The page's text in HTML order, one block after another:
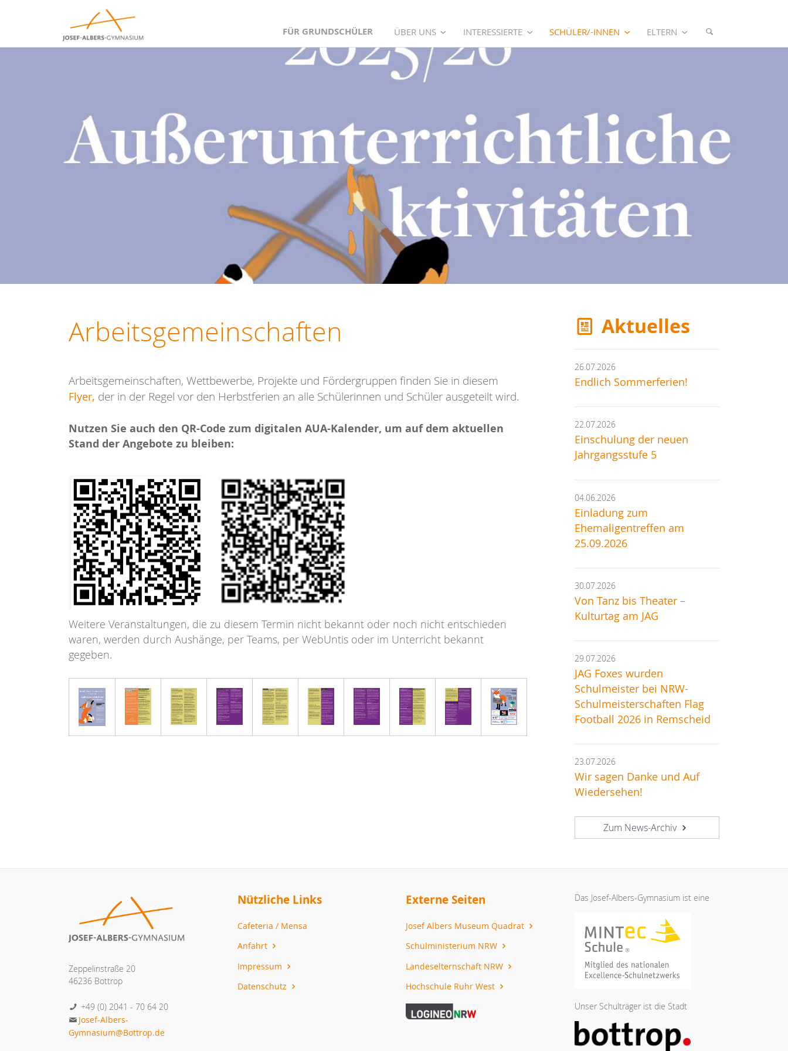
FÜR GRUNDSCHÜLER ÜBER UNS INTERESSIERTE SCHÜLER/-INNEN ELTERN
Arbeitsgemeinschaften
Arbeitsgemeinschaften, Wettbewerbe, Projekte und Fördergruppen finden Sie in diesem
Flyer, der in der Regel vor den Herbstferien an alle Schülerinnen und Schüler ausgeteilt wird.
Nutzen Sie auch den QR-Code zum digitalen AUA-Kalender, um auf dem aktuellen
Stand der Angebote zu bleiben:
Weitere Veranstaltungen, die zu diesem Termin nicht bekannt oder noch nicht entschieden
waren, werden durch Aushänge, per Teams, per WebUntis oder im Unterricht bekannt
gegeben.
Aktuelles
26.07.2026
Endlich Sommerferien!
22.07.2026
Einschulung der neuen
Jahrgangsstufe 5
04.06.2026
Einladung zum
Ehemaligentreffen am
25.09.2026
30.07.2026
Von Tanz bis Theater –
Kulturtag am JAG
29.07.2026
JAG Foxes wurden
Schulmeister bei NRW-
Schulmeisterschaften Flag
Football 2026 in Remscheid
23.07.2026
Wir sagen Danke und Auf
Wiedersehen!
Zum News-Archiv
Zeppelinstraße 20
46236 Bottrop
+49 (0) 2041 - 70 64 20
Josef-Albers-
Gymnasium@Bottrop.de
Nützliche Links
Cafeteria / Mensa
Anfahrt
Impressum
Datenschutz
Externe Seiten
Josef Albers Museum Quadrat
Schulministerium NRW
Landeselternschaft NRW
Hochschule Ruhr West
Das Josef-Albers-Gymnasium ist eine
Unser Schulträger ist die Stadt